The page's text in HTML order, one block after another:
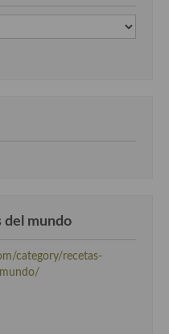
del mundo
category/recetas-